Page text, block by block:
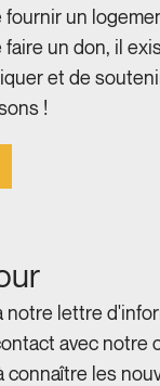
fournir un
faire un don, il
et de
!
notre lettre
avec notre
connaître les